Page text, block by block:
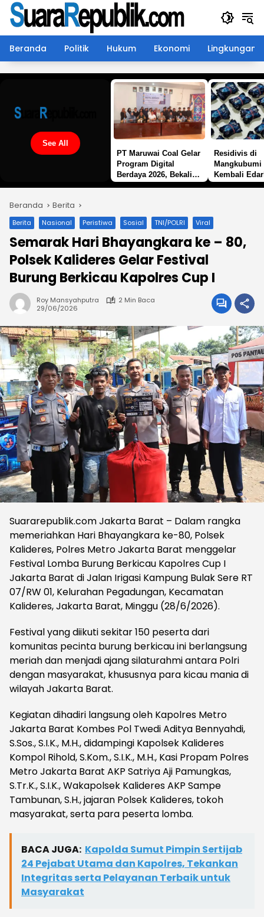
Langsung
konten
Beranda
Politik Hukum Ekonomi Lingkungan
See All
PT Maruwai Coal Gelar
Program Digital
Berdaya 2026, Bekali
Komputer Bekerja
Sama LPP Butterfly
Residivis di
Mangkubumi
Kembali
Beranda Berita
Berita Nasional Peristiwa Sosial TNI/POLRI Viral
Semarak Hari Bhayangkara ke – 80,
Polsek Kalideres Gelar Festival
Burung Berkicau Kapolres Cup I
Roy Mansyahputra
2 Min Baca
29/06/2026
Suararepublik.com Jakarta Barat – Dalam rangka
memeriahkan Hari Bhayangkara ke-80, Polsek
Kalideres, Polres Metro Jakarta Barat menggelar
Festival Lomba Burung Berkicau Kapolres Cup I
Jakarta Barat di Jalan Irigasi Kampung Bulak Sere RT
07/RW 01, Kelurahan Pegadungan, Kecamatan
Kalideres, Jakarta Barat, Minggu (28/6/2026).
Festival yang diikuti sekitar 150 peserta dari
komunitas pecinta burung berkicau ini berlangsung
meriah dan menjadi ajang silaturahmi antara Polri
dengan masyarakat, khususnya para kicau mania di
wilayah Jakarta Barat.
Kegiatan dihadiri langsung oleh Kapolres Metro
Jakarta Barat Kombes Pol Twedi Aditya Bennyahdi,
S.Sos., S.I.K., M.H., didampingi Kapolsek Kalideres
Kompol Rihold, S.Kom., S.I.K., M.H., Kasi Propam Polres
Metro Jakarta Barat AKP Satriya Aji Pamungkas,
S.Tr.K., S.I.K., Wakapolsek Kalideres AKP Sampe
Tambunan, S.H., jajaran Polsek Kalideres, tokoh
masyarakat, serta para peserta lomba.
BACA JUGA: Kapolda Sumut Pimpin Sertijab
24 Pejabat Utama dan Kapolres, Tekankan
Integritas serta Pelayanan Terbaik untuk
Masyarakat